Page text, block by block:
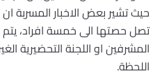
حيث تشير بعض الاخبار المسربة
تصل حصتها الى خمسة افراد،
المشرفين او اللجنة التحضيرية
اللحظة.